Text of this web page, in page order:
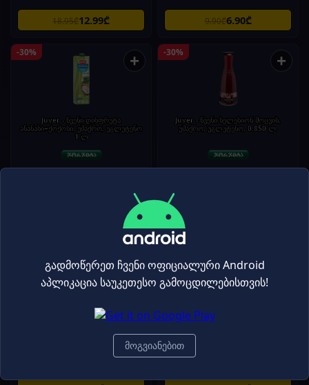
18.95₾12.99₾ 9.90₾6.90₾
-30% +
Juver - წვენი დისფრუტა
ანანასი+ქოქოსი, უშაქრო, უგლუტენო
1.ლ
Juice / Compote
-30% +
Juver - წვენი სელესიონ მოცვის,
უშაქრო, უგლუტენო, 0.850 ლ.
Juice / Compote
+
ყურძენი, უშაქრო, უგლუტენო 1.ლ
-30%
,უშაქრო, უგლუტენო 1.ლ
გადმოწერეთ ჩვენი ოფიციალური Android
აპლიკაცია საუკეთესო გამოცდილებისთვის!
მოგვიანებით